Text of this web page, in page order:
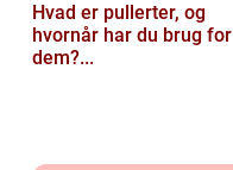
Hvad er pullerter, og
hvornår har du brug for
dem?...